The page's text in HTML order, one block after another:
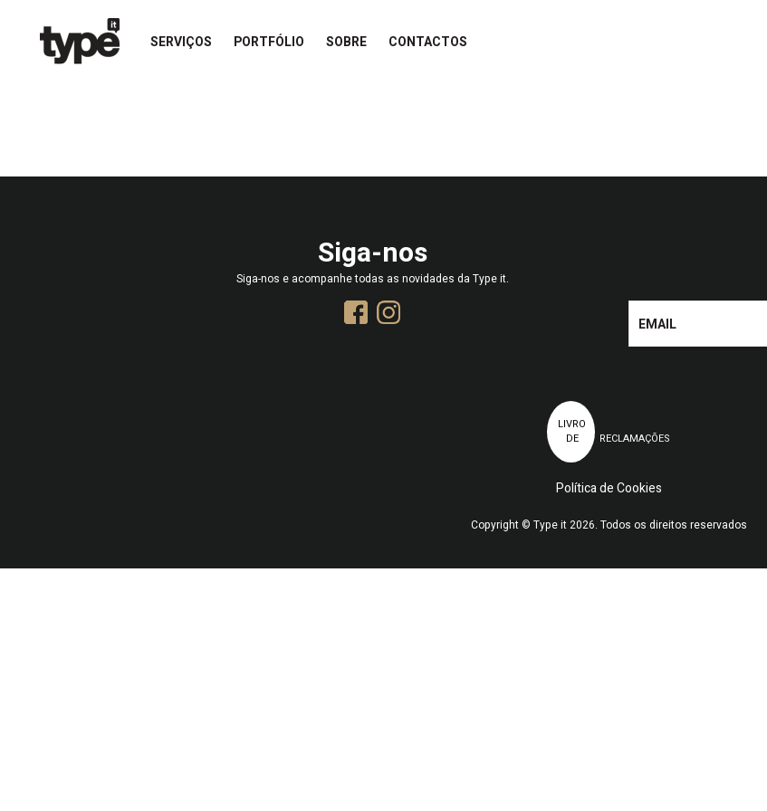
SERVIÇOS PORTFÓLIO SOBRE CONTACTOS
Siga-nos
Siga-nos e acompanhe todas as novidades da Type it.
LIVRO
DE
RECLAMAÇÕES
Política de Cookies
Copyright © Type it 2026. Todos os direitos reservados